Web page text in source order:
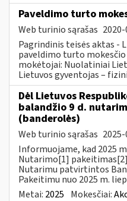
Paveldimo turto
Web turinio sąrašas
Pagrindinis teisės aktas -
paveldimo turto
mokėtojai: Nuolatiniai
Lietuvos gyventojas –
Dėl Lietuvos
balandžio 9 d.
(banderolės)
Web turinio sąrašas
Informuojame, kad 2025
Nutarimo[1]
Nutarimu patvirtintos
Pakeitimu nuo 2025 m.
Metai: 2025 Mokesčiai: